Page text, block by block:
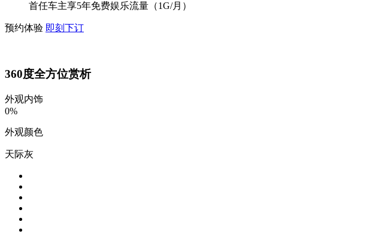
首任车主享5年免费娱乐流量（1G/月）
预约体验 即刻下订
360度全方位赏析
外观内饰
0%
外观颜色
天际灰